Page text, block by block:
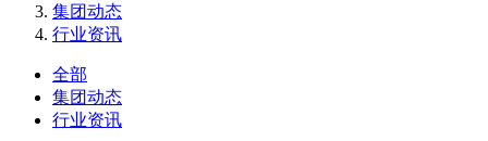
集团动态
行业资讯
全部
集团动态
行业资讯